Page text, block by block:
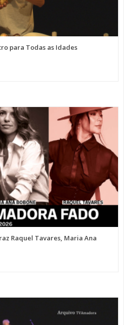
para Todas as Idades
Raquel Tavares, Maria Ana